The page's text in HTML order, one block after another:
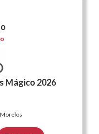
Mágico 2026
Morelos